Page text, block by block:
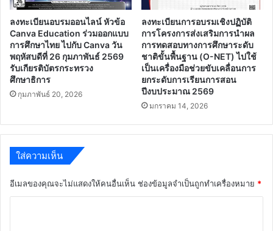
ลงทะเบียนอบรมออนไลน์ หัวข้อ
Canva Education ร่วมออกแบบ
การศึกษาไทย ไปกับ Canva วัน
พฤหัสบดีที่ 26 กุมภาพันธ์ 2569
รับเกียรติบัตรกระทรวง
ศึกษาธิการ
กุมภาพันธ์ 20, 2026
ลงทะเบียนการอบรมเชิงปฏิบัติ
การโครงการส่งเสริมการนำผล
การทดสอบทางการศึกษาระดับ
ชาติขั้นพื้นฐาน (O-NET) ไปใช้
เป็นเครื่องมือช่วยขับเคลื่อนการ
ยกระดับการเรียนการสอน
ปีงบประมาณ 2569
มกราคม 14, 2026
ใส่ความเห็น
อีเมลของคุณจะไม่แสดงให้คนอื่นเห็น ช่องข้อมูลจำเป็นถูกทำเครื่องหมาย *